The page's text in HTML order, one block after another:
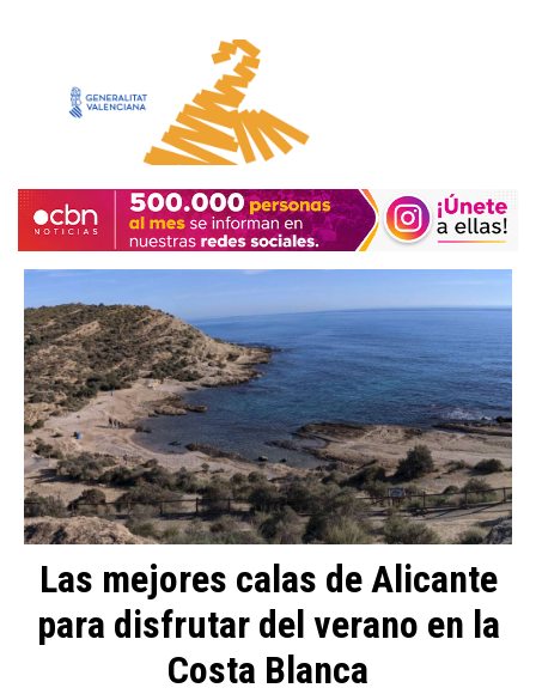
Las mejores calas de Alicante
para disfrutar del verano en la
Costa Blanca